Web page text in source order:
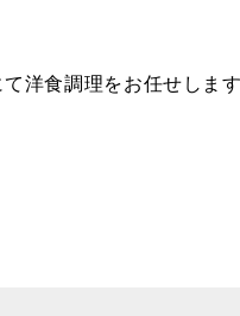
洋食調理をお任せしま